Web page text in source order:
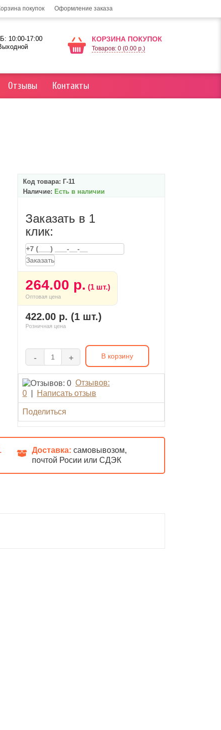
покупок Оформление заказа
10:00-17:00
КОРЗИНА ПОКУПОК
Товаров: 0 (0.00 р.)
Отзывы Контакты
Код товара: Г-11
Наличие: Есть в наличии
Заказать в 1
клик:
Заказать
264.00 р. (1 шт.)
Оптовая цена
422.00 р. (1 шт.)
Розничная цена
- + В корзину
Отзывов:
0
Написать отзыв
Поделиться
Доставка: самовывозом,
почтой Росии или СДЭК